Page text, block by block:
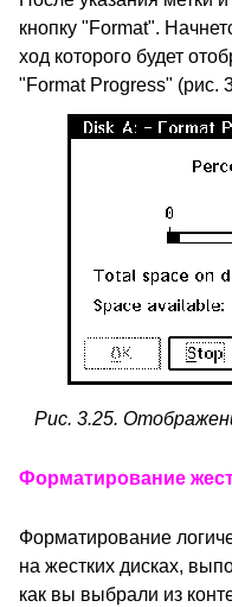
кнопку "Format".
ход которого будет
"Format Progress" (рис.
Рис. 3.25.
Форматирование
Форматирование
на жестких дисках,
как вы выбрали из